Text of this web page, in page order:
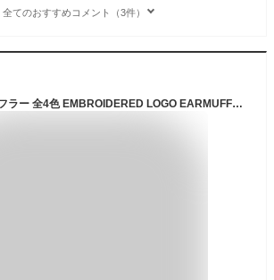
全てのおすすめコメント（3件）
UGG アグ イヤーマフラー 全4色 EMBROIDERED LOGO EARMUFF 20955 イヤマフ 耳あて シープスキン イヤーマフラー ボア 暖かい 冬 防寒 耳カバー ugg イヤーマフ ugg イヤーマフ